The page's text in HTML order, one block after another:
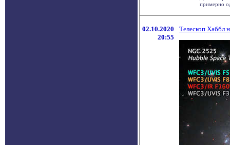
примерно
02.10.2020
20:55
Телескоп Хаббл